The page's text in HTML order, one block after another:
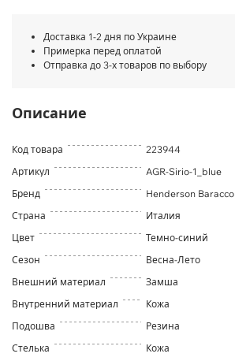
Доставка 1-2 дня по Украине
Примерка перед оплатой
Отправка до 3-х товаров по выбору
Описание
Код товара
223944
Артикул
AGR-Sirio-1_blue
Бренд
Henderson Baracco
Страна
Италия
Цвет
Темно-синий
Сезон
Весна-Лето
Внешний материал
Замша
Внутренний материал
Кожа
Подошва
Резина
Стелька
Кожа